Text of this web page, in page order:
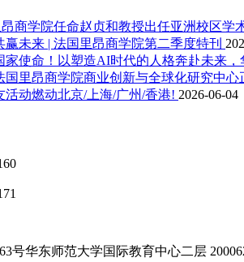
商学院任命赵贞和教授出任亚洲校区学
赢未来 | 法国里昂商学院第二季度特刊
家使命！以塑造AI时代的人格奔赴未来
国里昂商学院商业创新与全球化研究中
活动燃动北京/上海/广州/香港! 2026-06-04
号华东师范大学国际教育中心二层